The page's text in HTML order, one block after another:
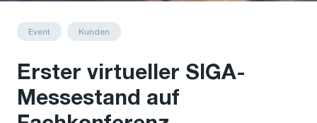
Event Kunden
Erster virtueller SIGA-
Messestand auf